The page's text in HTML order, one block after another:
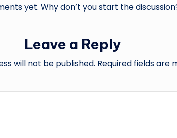
yet. Why don’t you start the
Leave a Reply
will not be published. Required fields are